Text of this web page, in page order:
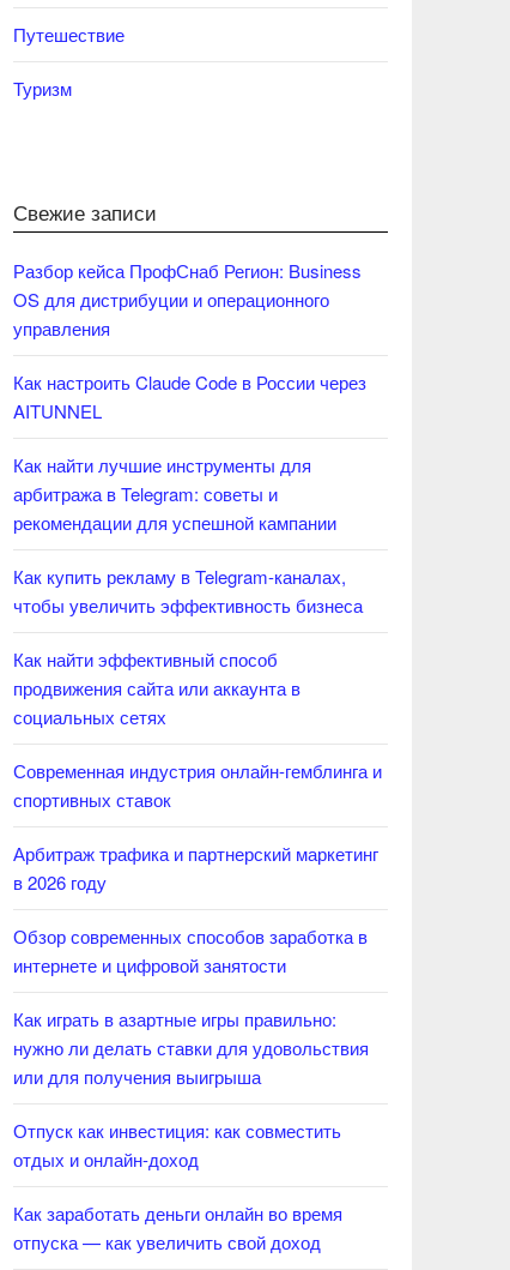
Путешествие
Туризм
Свежие записи
Разбор кейса ПрофСнаб Регион: Business
OS для дистрибуции и операционного
управления
Как настроить Claude Code в России через
AITUNNEL
Как найти лучшие инструменты для
арбитража в Telegram: советы и
рекомендации для успешной кампании
Как купить рекламу в Telegram-каналах,
чтобы увеличить эффективность бизнеса
Как найти эффективный способ
продвижения сайта или аккаунта в
социальных сетях
Современная индустрия онлайн-гемблинга и
спортивных ставок
Арбитраж трафика и партнерский маркетинг
в 2026 году
Обзор современных способов заработка в
интернете и цифровой занятости
Как играть в азартные игры правильно:
нужно ли делать ставки для удовольствия
или для получения выигрыша
Отпуск как инвестиция: как совместить
отдых и онлайн-доход
Как заработать деньги онлайн во время
отпуска — как увеличить свой доход